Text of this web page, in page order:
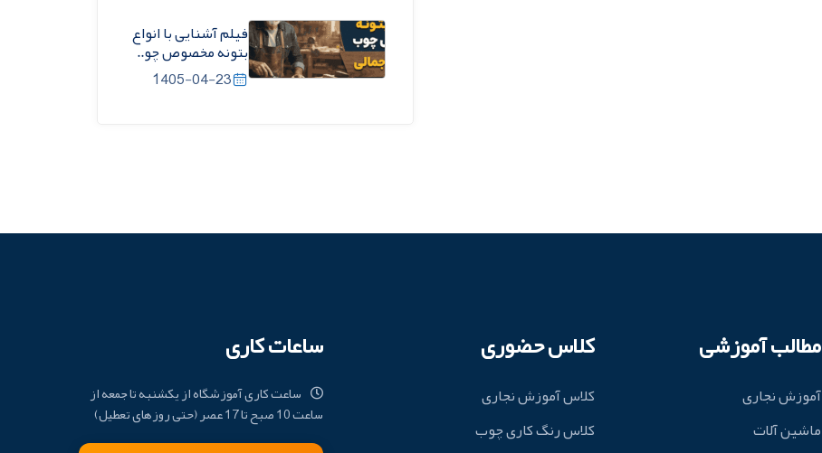
فیلم آشنایی با انواع
بتونه مخصوص چو..
1405-04-23
مطالب آموزشی
آموزش نجاری
ماشین آلات
کلاس حضوری
کلاس آموزش نجاری
کلاس رنگ کاری چوب
ساعات کاری
ساعت کاری آموزشگاه از یکشنبه تا جمعه از
ساعت 10 صبح تا 17 عصر (حتی روزهای تعطیل)